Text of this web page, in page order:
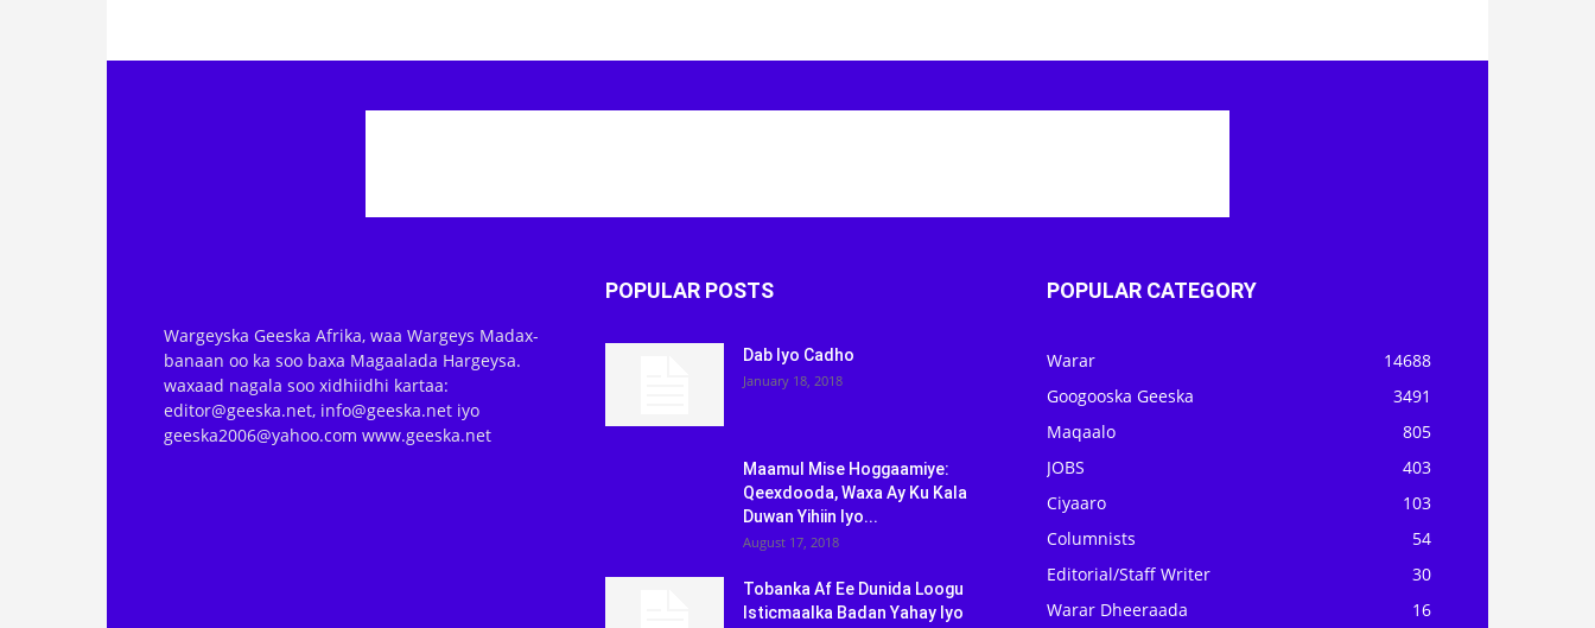
Wargeyska Geeska Afrika, waa Wargeys Madax-
banaan oo ka soo baxa Magaalada Hargeysa.
waxaad nagala soo xidhiidhi kartaa:
editor@geeska.net, info@geeska.net iyo
geeska2006@yahoo.com www.geeska.net
POPULAR POSTS
Dab Iyo Cadho
January 18, 2018
Maamul Mise Hoggaamiye:
Qeexdooda, Waxa Ay Ku Kala
Duwan Yihiin Iyo...
August 17, 2018
Tobanka Af Ee Dunida Loogu
Isticmaalka Badan Yahay Iyo
POPULAR CATEGORY
Warar
14688
Googooska Geeska
3491
Maqaalo
805
JOBS
403
Ciyaaro
103
Columnists
54
Editorial/Staff Writer
30
Warar Dheeraada
16